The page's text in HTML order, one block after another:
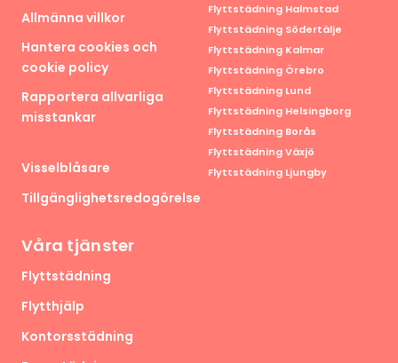
Allmänna villkor
Hantera cookies och
cookie policy
Rapportera allvarliga
misstankar
Visselblåsare
Tillgänglighetsredogörelse
Våra tjänster
Flyttstädning
Flytthjälp
Kontorsstädning
Flyttstädning Halmstad
Flyttstädning Södertälje
Flyttstädning Kalmar
Flyttstädning Örebro
Flyttstädning Lund
Flyttstädning Helsingborg
Flyttstädning Borås
Flyttstädning Växjö
Flyttstädning Ljungby